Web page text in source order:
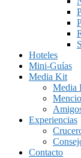
Hoteles
Mini-Guías
Media Kit
Media
Experiencias
Contacto